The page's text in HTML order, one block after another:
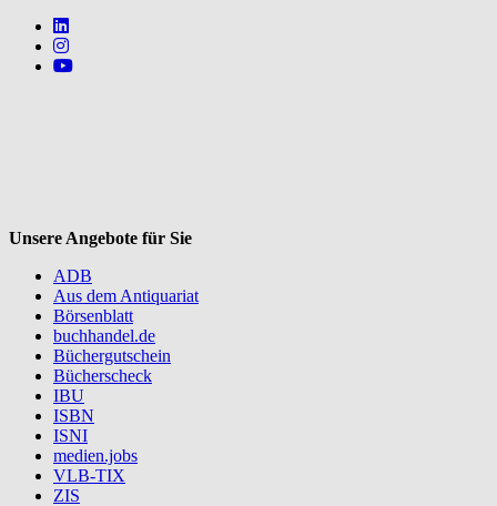
Follow us on https://www.linkedin.com/company/mvbbooks
Follow us on https://www.instagram.com/lifeatmvb/
Follow us on https://www.youtube.com/@mvbbooks
Unsere Angebote für Sie
ADB
Aus dem Antiquariat
Börsenblatt
buchhandel.de
Büchergutschein
Bücherscheck
IBU
ISBN
ISNI
medien.jobs
VLB-TIX
ZIS